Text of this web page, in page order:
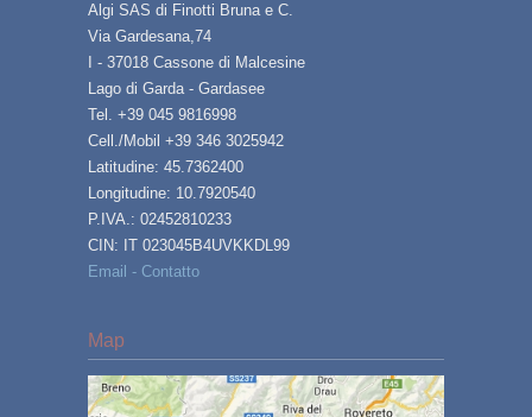
Algi SAS di Finotti Bruna e C.
Via Gardesana,74
I - 37018 Cassone di Malcesine
Lago di Garda - Gardasee
Tel. +39 045 9816998
Cell./Mobil +39 346 3025942
Latitudine: 45.7362400
Longitudine: 10.7920540
P.IVA.: 02452810233
CIN: IT 023045B4UVKKDL99
Email - Contatto
Map